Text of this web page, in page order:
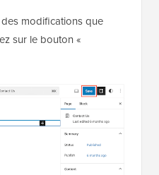
modifications que
sur le bouton «